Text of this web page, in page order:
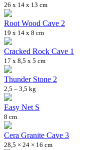
26 x 14 x 13 cm
Root Wood Cave 2
19 x 14 x 8 cm
Cracked Rock Cave 1
17 x 8,5 x 5 cm
Thunder Stone 2
2,5 – 3,5 kg
Easy Net S
8 cm
Cera Granite Cave 3
28,5 × 24 × 16 cm